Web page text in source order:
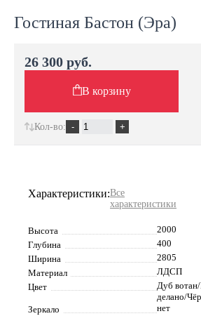
Гостиная Бастон (Эра)
Характеристики:Все
характеристики
Высота
2000
Глубина
400
Ширина
2805
Материал
ЛДСП
Цвет
Дуб
делано/
Зеркало
нет
26 300 руб.
В корзину
Кол-во: